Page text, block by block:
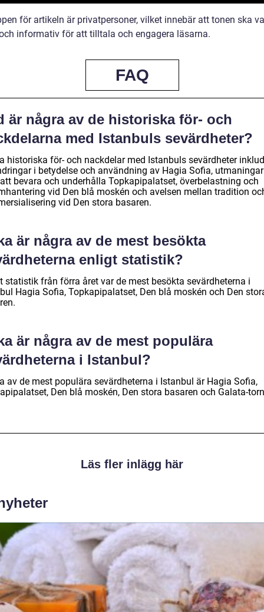
för artikeln är privatpersoner, vilket innebär att tonen ska
informativ för att tilltala och engagera läsarna.
FAQ
är några av de historiska för- och
med Istanbuls sevärdheter?
historiska för- och nackdelar med Istanbuls sevärdheter
i betydelse och användning av Hagia Sofia,
bevara och underhålla Topkapipalatset, överbelastning och
vid Den blå moskén och avelsen mellan tradition
vid Den stora basaren.
är några av de mest besökta
enligt statistik?
statistik från förra året var de mest besökta sevärdheterna i
Hagia Sofia, Topkapipalatset, Den blå moskén och Den
är några av de mest populära
i Istanbul?
av de mest populära sevärdheterna i Istanbul är Hagia Sofia,
Den blå moskén, Den stora basaren och Galata-
Läs fler inlägg här